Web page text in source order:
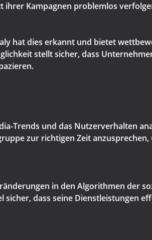
ihrer Kampagnen problemlos
hat dies erkannt und bietet
stellt sicher, dass
Trends und das Nutzerverhalten
zur richtigen Zeit anzusprechen,
in den Algorithmen der
dass seine Dienstleistungen